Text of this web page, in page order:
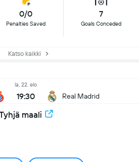
0/0
Penalties Saved
7
Goals Conceded
Katso kaikki
la, 22. elo
19:30 Real Madrid
maali